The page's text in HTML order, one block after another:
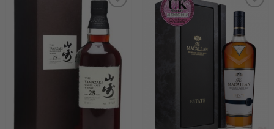
ADD TO
WISHLIST
ADD TO
WISHLIST